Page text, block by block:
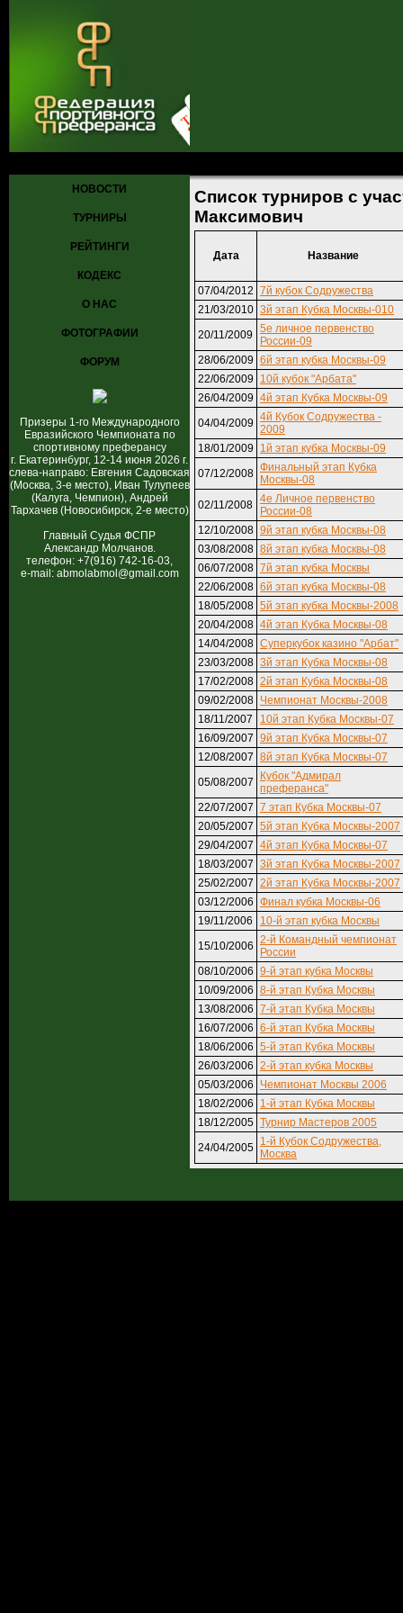
НОВОСТИ
ТУРНИРЫ
РЕЙТИНГИ
КОДЕКС
О НАС
ФОТОГРАФИИ
ФОРУМ
Призеры 1-го Международного
Евразийского Чемпионата по
спортивному преферансу
г. Екатеринбург, 12-14 июня 2026 г.
слева-направо: Евгения Садовская
(Москва, 3-е место), Иван Тулупеев
(Калуга, Чемпион), Андрей
Тархачев (Новосибирск, 2-е место)
Главный Судья ФСПР
Александр Молчанов.
телефон: +7(916) 742-16-03,
e-mail: abmolabmol@gmail.com
Список турниров с
Максимович
Дата Название
07/04/2012 7й кубок Содружества
21/03/2010 3й этап Кубка Москвы-010
20/11/2009
5е личное первенство
России-09
28/06/2009 6й этап кубка Москвы-09
22/06/2009
10й кубок "Арбата"
26/04/2009 4й этап Кубка Москвы-09
04/04/2009 4й Кубок Содружества -
2009
18/01/2009
1й этап кубка Москвы-09
07/12/2008 Финальный этап Кубка
Москвы-08
02/11/2008 4е Личное первенство
России-08
12/10/2008 9й этап кубка Москвы-08
03/08/2008 8й этап кубка Москвы-08
06/07/2008 7й этап кубка Москвы
22/06/2008 6й этап кубка Москвы-08
18/05/2008 5й этап кубка Москвы-2008
20/04/2008 4й этап Кубка Москвы-08
14/04/2008 Суперкубок казино "Арбат"
23/03/2008 3й этап Кубка Москвы-08
17/02/2008 2й этап Кубка Москвы-08
09/02/2008 Чемпионат Москвы-2008
18/11/2007
10й этап Кубка Москвы-07
16/09/2007 9й этап Кубка Москвы-07
12/08/2007 8й этап Кубка Москвы-07
05/08/2007
Кубок "Адмирал
преферанса"
22/07/2007 7 этап Кубка Москвы-07
20/05/2007 5й этап Кубка Москвы-2007
29/04/2007 4й этап Кубка Москвы-07
18/03/2007 3й этап Кубка Москвы-2007
25/02/2007 2й этап Кубка Москвы-2007
03/12/2006 Финал кубка Москвы-06
19/11/2006
10-й этап кубка Москвы
15/10/2006 2-й Командный чемпионат
России
08/10/2006 9-й этап кубка Москвы
10/09/2006 8-й этап Кубка Москвы
13/08/2006 7-й этап Кубка Москвы
16/07/2006 6-й этап Кубка Москвы
18/06/2006 5-й этап Кубка Москвы
26/03/2006 2-й этап кубка Москвы
05/03/2006
Чемпионат Москвы 2006
18/02/2006
1-й этап Кубка Москвы
18/12/2005 Турнир Мастеров 2005
24/04/2005 1-й Кубок Содружества,
Москва